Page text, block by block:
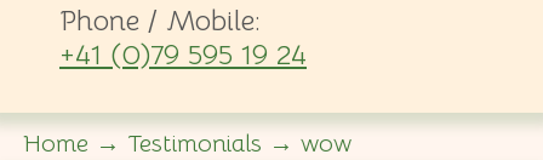
Phone / Mobile:
+41 (0)79 595 19 24
Home → Testimonials → wow